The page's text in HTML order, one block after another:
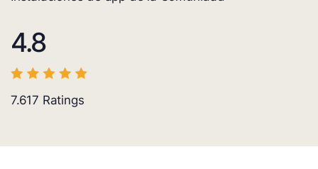
4.8
7.617 Ratings